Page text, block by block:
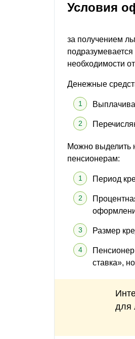
Условия
за получением
необходимости
Денежные
Можно выделить
пенсионерам:
Период
Размер
ставка»,
для